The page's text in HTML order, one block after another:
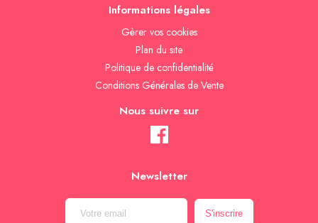
Informations légales
Gèrer vos cookies
Plan du site
Politique de confidentialité
Conditions Générales de Vente
Nous suivre sur
Newsletter